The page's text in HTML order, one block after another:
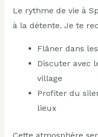
Le rythme de vie à
à la détente. Je te
Flâner dans
Discuter avec
village
Profiter du
lieux
Cette atmosphère